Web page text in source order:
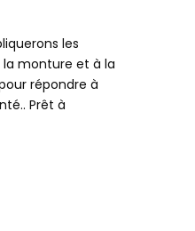
les
monture et à la
répondre à
Prêt à